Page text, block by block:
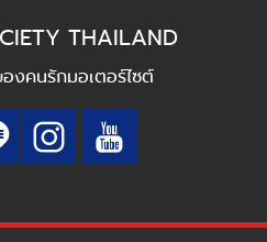
THAILAND
งคนรักมอเตอร์ไซต์